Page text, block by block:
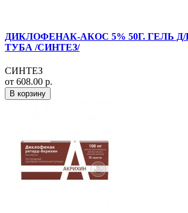
ДИКЛОФЕНАК-АКОС 5% 50Г. ГЕЛЬ
ТУБА /СИНТЕЗ/
СИНТЕЗ
от 608.00 р.
В корзину